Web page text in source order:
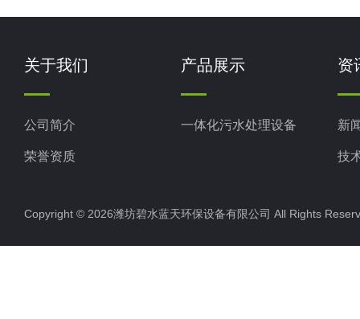
关于我们
公司简介
荣誉资质
产品展示
一体化污水处理设备
资
新
技
Copyright © 2026潍坊碧水蓝天环保设备有限公司 All Rights